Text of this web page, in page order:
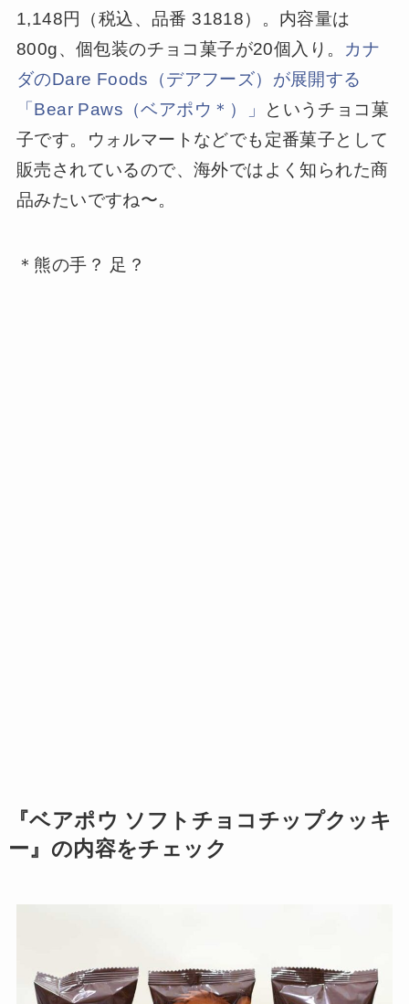
1,148円（税込、品番 31818）。内容量は
800g、個包装のチョコ菓子が20個入り。 カナ
ダのDare Foods（デアフーズ）が展開する
「Bear Paws（ベアポウ＊）」
というチョコ菓
子です。ウォルマートなどでも定番菓子として
販売されているので、海外ではよく知られた商
品みたいですね〜。
＊熊の手？ 足？
『ベアポウ ソフトチョコチップクッキ
ー』の内容をチェック